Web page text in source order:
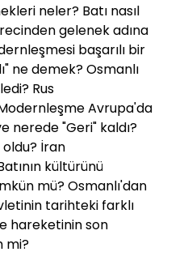
neler? Batı nasıl
gelenek adına
başarılı bir
ne demek? Osmanlı
Rus
Avrupa'da
nerede "Geri" kaldı?
İran
kültürünü
mü? Osmanlı'dan
tarihteki farklı
hareketinin son
mi?